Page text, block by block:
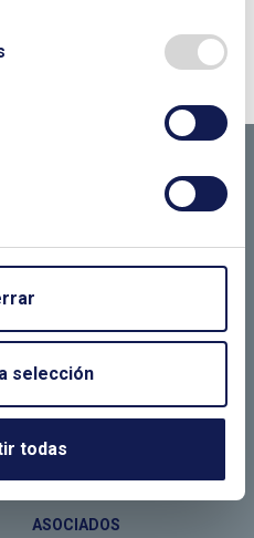
selección
todas
SI
EL SIGUIENTE
ASOCIADOS